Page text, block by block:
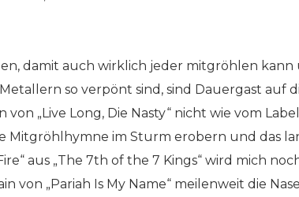
damit auch wirklich jeder mitgröhlen kann
so verpönt sind, sind Dauergast auf
„Live Long, Die Nasty“ nicht wie vom Label
Mitgröhlhymne im Sturm erobern und das
aus „The 7th of the 7 Kings“ wird mich
von „Pariah Is My Name“ meilenweit die